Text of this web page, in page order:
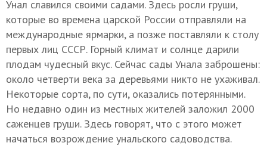
Унал славился своими садами. Здесь росли груши,
которые во времена царской России отправляли на
международные ярмарки, а позже поставляли к столу
первых лиц СССР. Горный климат и солнце дарили
плодам чудесный вкус. Сейчас сады Унала заброшены:
около четверти века за деревьями никто не ухаживал.
Некоторые сорта, по сути, оказались потерянными.
Но недавно один из местных жителей заложил 2000
саженцев груши. Здесь говорят, что с этого может
начаться возрождение унальского садоводства.